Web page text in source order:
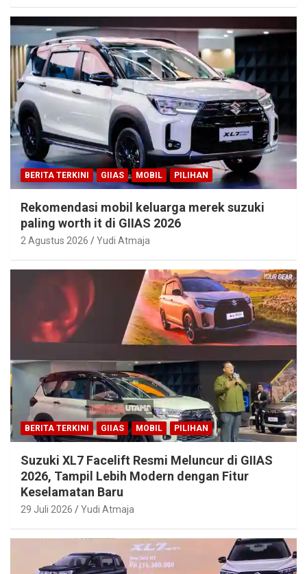
BERITA TERKINI GIIAS MOBIL PILIHAN
Rekomendasi mobil keluarga merek suzuki
paling worth it di GIIAS 2026
2 Agustus 2026 Yudi Atmaja
BERITA TERKINI GIIAS MOBIL PILIHAN
Suzuki XL7 Facelift Resmi Meluncur di GIIAS
2026, Tampil Lebih Modern dengan Fitur
Keselamatan Baru
29 Juli 2026 Yudi Atmaja